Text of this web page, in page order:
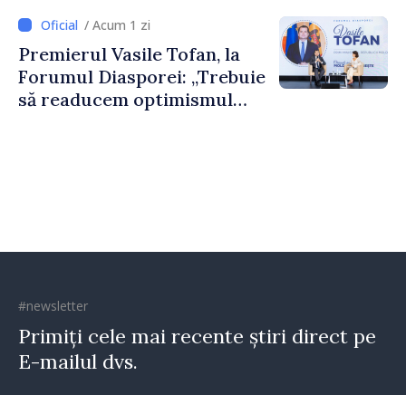
dumneavoastră pentru a
construi comunități mai
puternice”
/ Acum 1 zi
Premierul Vasile Tofan, la
Forumul Diasporei: „Trebuie
să readucem optimismul
#newsletter
Primiți cele mai recente știri direct pe
E-mailul dvs.